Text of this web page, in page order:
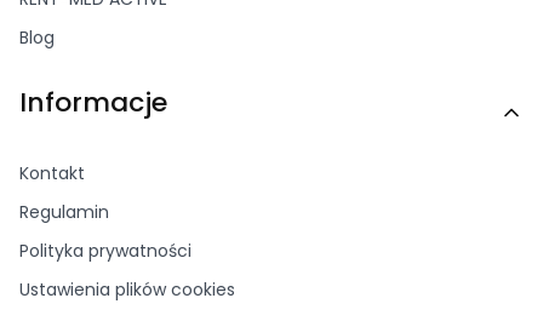
Blog
Informacje
Kontakt
Regulamin
Polityka prywatności
Ustawienia plików cookies